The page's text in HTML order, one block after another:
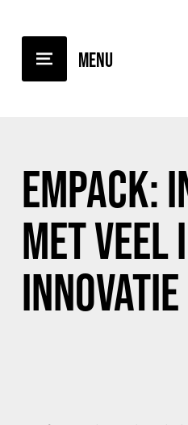
EMPACK:
MET VEEL
INNOVATIE